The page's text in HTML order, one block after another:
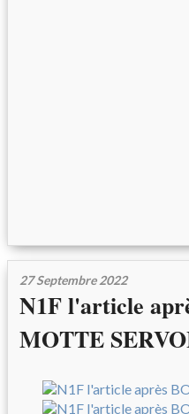
27 Septembre 2022
N1F l'article
MOTTE